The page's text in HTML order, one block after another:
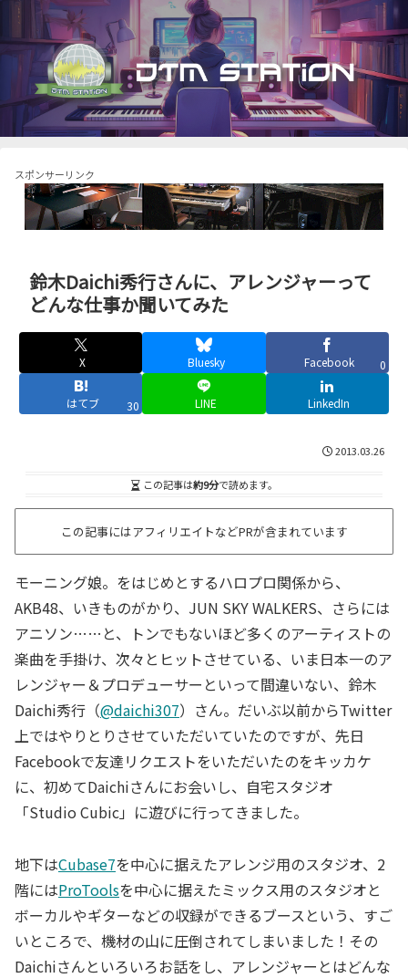
スポンサーリンク
鈴木Daichi秀行さんに、アレンジャーって
どんな仕事か聞いてみた
X Bluesky Facebook 0
はてブ 30 LINE LinkedIn
2013.03.26
この記事は約9分で読めます。
この記事にはアフィリエイトなどPRが含まれています
モーニング娘。をはじめとするハロプロ関係から、
AKB48、いきものがかり、JUN SKY WALKERS、さらには
アニソン……と、トンでもないほど多くのアーティストの
楽曲を手掛け、次々とヒットさせている、いま日本一のア
レンジャー＆プロデューサーといって間違いない、鈴木
Daichi秀行（@daichi307）さん。だいぶ以前からTwitter
上ではやりとりさせていただいていたのですが、先日
Facebookで友達リクエストをいただいたのをキッカケ
に、初めてDaichiさんにお会いし、自宅スタジオ
「Studio Cubic」に遊びに行ってきました。
地下はCubase7を中心に据えたアレンジ用のスタジオ、2
階にはProToolsを中心に据えたミックス用のスタジオと
ボーカルやギターなどの収録ができるブースという、すご
いところで、機材の山に圧倒されてしまいました！その
Daichiさんといろいろお話をし、アレンジャーとはどんな